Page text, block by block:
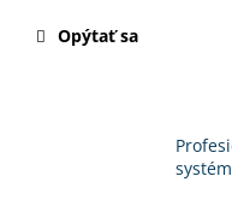
Opýtať sa